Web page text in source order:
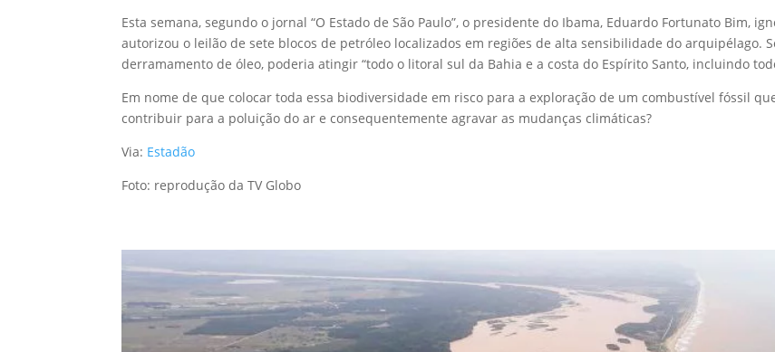
Esta semana, segundo o jornal “O Estado de São Paulo”, o presidente do Ibama, Eduardo Fortunato Bim,
autorizou o leilão de sete blocos de petróleo localizados em regiões de alta sensibilidade do arquipélago.
derramamento de óleo, poderia atingir “todo o litoral sul da Bahia e a costa do Espírito Santo, incluindo
Em nome de que colocar toda essa biodiversidade em risco para a exploração de um combustível fóssil
contribuir para a poluição do ar e consequentemente agravar as mudanças climáticas?
Via: Estadão
Foto: reprodução da TV Globo